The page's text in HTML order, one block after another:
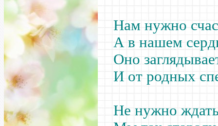
Нам нужно
А в нашем
Оно
И от родных
Не нужно